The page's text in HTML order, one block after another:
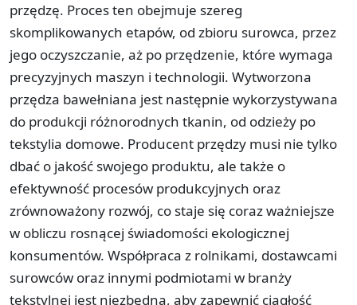
przędzę. Proces ten obejmuje szereg
skomplikowanych etapów, od zbioru surowca, przez
jego oczyszczanie, aż po przędzenie, które wymaga
precyzyjnych maszyn i technologii. Wytworzona
przędza bawełniana jest następnie wykorzystywana
do produkcji różnorodnych tkanin, od odzieży po
tekstylia domowe. Producent przędzy musi nie tylko
dbać o jakość swojego produktu, ale także o
efektywność procesów produkcyjnych oraz
zrównoważony rozwój, co staje się coraz ważniejsze
w obliczu rosnącej świadomości ekologicznej
konsumentów. Współpraca z rolnikami, dostawcami
surowców oraz innymi podmiotami w branży
tekstylnej jest niezbędna, aby zapewnić ciągłość